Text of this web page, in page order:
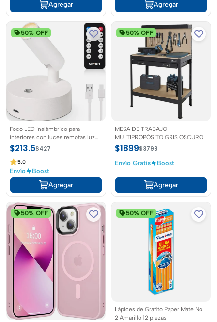
Agregar Agregar
50% OFF
Foco LED inalámbrico para
interiores con luces remotas luz
de imagen regulable para
interiores y bateria recargable
$213.5$427
5.0
Envío Boost
Agregar
50% OFF
MESA DE TRABAJO
MULTIPROPÓSITO GRIS OSCURO
$1899$3798
Envío Gratis Boost
Agregar
50% OFF 50% OFF
Lápices de Grafito Paper Mate No.
2 Amarillo 12 piezas